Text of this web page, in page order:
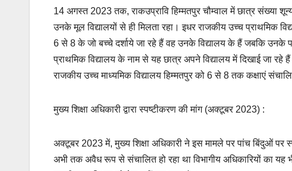
14 अगस्त 2023 तक, राकउप्रावि हिम्मतपुर चौम्वाल में छात्र संख्या
उनके मूल विद्यालयों से ही मिलता रहा। इधर राजकीय उच्च प्राथमिक
6 से 8 के जो बच्चे दर्शाये जा रहे हैं वह उनके विद्यालय के हैं जबकि उनके
प्राथमिक विद्यालय के नाम से यह छात्र अपने विद्यालय में दिखाई जा
राजकीय उच्च माध्यमिक विद्यालय हिम्मतपुर को 6 से 8 तक कक्षाएं
मुख्य शिक्षा अधिकारी द्वारा स्पष्टीकरण की मांग (अक्टूबर 2023) :
अक्टूबर 2023 में, मुख्य शिक्षा अधिकारी ने इस मामले पर पांच बिंदुओं पर
अभी तक अवैध रूप से संचालित हो रहा था विभागीय अधिकारियों का यह